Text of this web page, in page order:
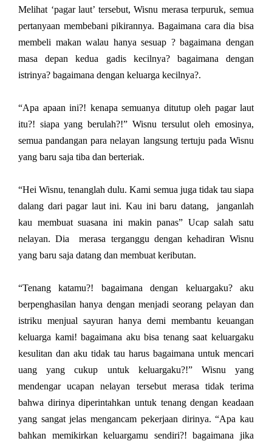
Melihat ‘pagar laut’ tersebut, Wisnu merasa terpuruk, semua
pertanyaan membebani pikirannya. Bagaimana cara dia bisa
membeli makan walau hanya sesuap ? bagaimana dengan
masa depan kedua gadis kecilnya? bagaimana dengan
istrinya? bagaimana dengan keluarga kecilnya?.
“Apa apaan ini?! kenapa semuanya ditutup oleh pagar laut
itu?! siapa yang berulah?!” Wisnu tersulut oleh emosinya,
semua pandangan para nelayan langsung tertuju pada Wisnu
yang baru saja tiba dan berteriak.
“Hei Wisnu, tenanglah dulu. Kami semua juga tidak tau siapa
dalang dari pagar laut ini. Kau ini baru datang,
janganlah
kau membuat suasana ini makin panas” Ucap salah satu
nelayan. Dia
merasa terganggu dengan kehadiran Wisnu
yang baru saja datang dan membuat keributan.
“Tenang katamu?! bagaimana dengan keluargaku? aku
berpenghasilan hanya dengan menjadi seorang pelayan dan
istriku menjual sayuran hanya demi membantu keuangan
keluarga kami! bagaimana aku bisa tenang saat keluargaku
kesulitan dan aku tidak tau harus bagaimana untuk mencari
uang yang cukup untuk keluargaku?!” Wisnu yang
mendengar ucapan nelayan tersebut merasa tidak terima
bahwa dirinya diperintahkan untuk tenang dengan keadaan
yang sangat jelas mengancam pekerjaan dirinya. “Apa kau
bahkan memikirkan keluargamu sendiri?! bagaimana jika